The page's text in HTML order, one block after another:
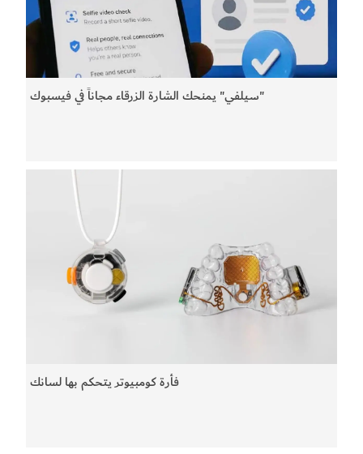
"سيلفي" يمنحك الشارة الزرقاء مجاناً في فيسبوك
فأرة كومبيوتر يتحكم بها لسانك